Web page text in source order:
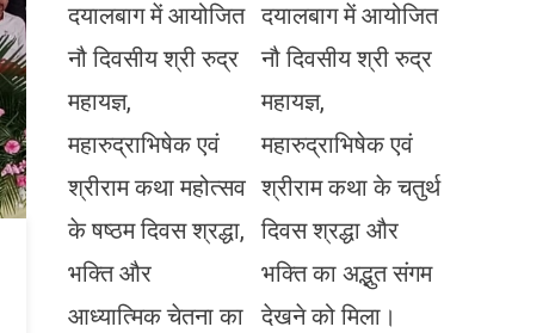
दयालबाग में आयोजित
नौ दिवसीय श्री रुद्र
महायज्ञ,
महारुद्राभिषेक एवं
श्रीराम कथा महोत्सव
के षष्ठम दिवस श्रद्धा,
भक्ति और
आध्यात्मिक चेतना का
दयालबाग में आयोजित
नौ दिवसीय श्री रुद्र
महायज्ञ,
महारुद्राभिषेक एवं
श्रीराम कथा के चतुर्थ
दिवस श्रद्धा और
भक्ति का अद्भुत संगम
देखने को मिला।